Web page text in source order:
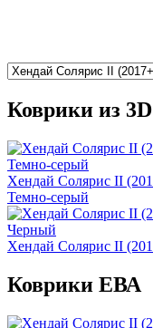
Коврики из
Хендай Солярис II
Темно-серый
Хендай Солярис II
Коврики ЕВА